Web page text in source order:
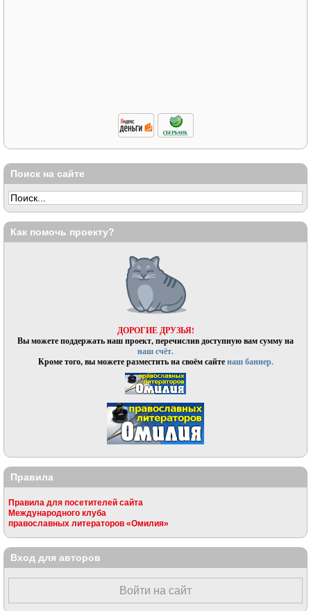
Поиск на сайте
Как помочь проекту?
ДОРОГИЕ ДРУЗЬЯ!
Вы можете поддержать наш проект, перечислив доступную вам сумму на
наш счёт.
Кроме того, вы можете разместить на своём сайтенаш баннер.
Правила
Правила для посетителей сайта
Международного клуба
православных литераторов «Омилия»
Вход для авторов
Войти на сайт